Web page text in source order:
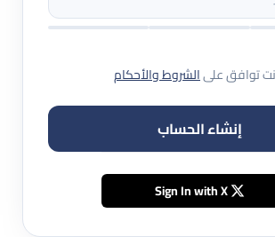
توافق علىالشروط والأحكام
إنشاء الحساب
Sign In with X